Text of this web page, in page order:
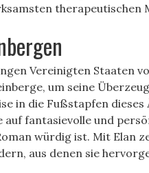
therapeutischen
Vereinigten Staaten
um seine
in die Fußstapfen
fantasievolle und
würdig ist. Mit Elan
aus denen sie